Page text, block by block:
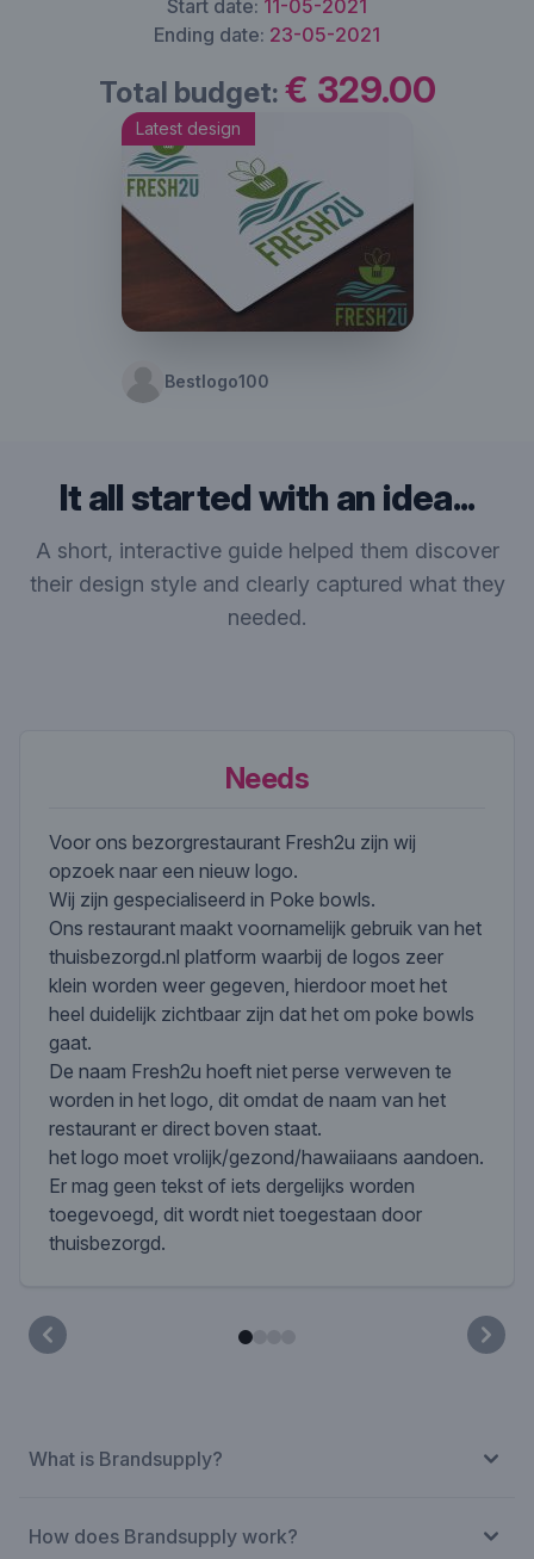
Start date: 11-05-2021
Ending date: 23-05-2021
Total budget: € 329.00
Latest design
Bestlogo100
It all started with an idea...
A short, interactive guide helped them discover
their design style and clearly captured what they
needed.
Needs
Voor ons bezorgrestaurant Fresh2u zijn wij
opzoek naar een nieuw logo.
Wij zijn gespecialiseerd in Poke bowls.
Ons restaurant maakt voornamelijk gebruik van het
thuisbezorgd.nl platform waarbij de logos zeer
klein worden weer gegeven, hierdoor moet het
heel duidelijk zichtbaar zijn dat het om poke bowls
gaat.
De naam Fresh2u hoeft niet perse verweven te
worden in het logo, dit omdat de naam van het
restaurant er direct boven staat.
het logo moet vrolijk/gezond/hawaiiaans aandoen.
Er mag geen tekst of iets dergelijks worden
toegevoegd, dit wordt niet toegestaan door
thuisbezorgd.
What is Brandsupply?
How does Brandsupply work?